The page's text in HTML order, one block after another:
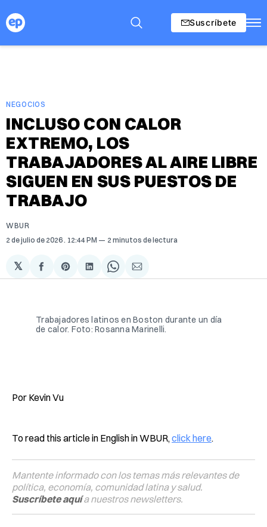
Suscríbete
NEGOCIOS
INCLUSO CON CALOR
EXTREMO, LOS
TRABAJADORES AL AIRE LIBRE
SIGUEN EN SUS PUESTOS DE
TRABAJO
WBUR
2 de julio de 2026 . 12:44 PM 2 minutos de lectura
𝕏
Compartir
en
Share
on
Compartir
en
Share
on
Compartir
via
Trabajadores latinos en Boston durante un día
de calor. Foto: Rosanna Marinelli.
Por Kevin Vu
To read this article in English in WBUR, click here.
Mantente informado con los temas más relevantes de
política, economía, comunidad latina y salud.
Suscríbete aquía nuestros newsletters.